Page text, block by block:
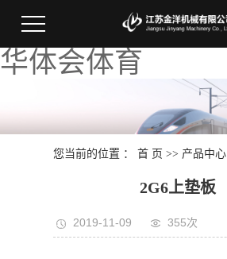
华体会体育
您当前的位置 ：首 页 >> 产品中心
2G6上垫板
2019-11-09 355次